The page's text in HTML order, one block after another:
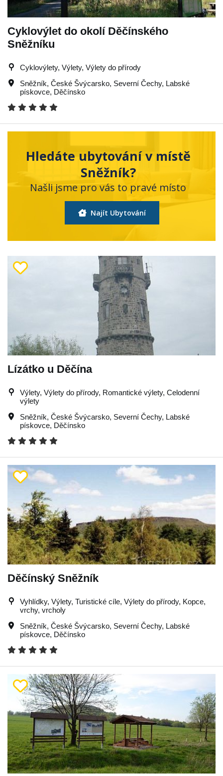
Cyklovýlet do okolí Děčínského
Sněžníku
Cyklovýlety, Výlety, Výlety do přírody
Sněžník, České Švýcarsko, Severní Čechy, Labské
pískovce, Děčínsko
Hledáte ubytování v místě
Sněžník?
Našli jsme pro vás to pravé místo
Najít Ubytování
Lízátko u Děčína
Výlety, Výlety do přírody, Romantické výlety, Celodenní
výlety
Sněžník, České Švýcarsko, Severní Čechy, Labské
pískovce, Děčínsko
Děčínský Sněžník
Vyhlídky, Výlety, Turistické cíle, Výlety do přírody, Kopce,
vrchy, vrcholy
Sněžník, České Švýcarsko, Severní Čechy, Labské
pískovce, Děčínsko